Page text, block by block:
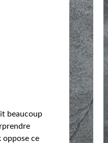
beaucoup
oppose ce